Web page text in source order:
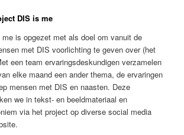
DIS is me
is opgezet met als doel om vanuit de
met DIS voorlichting te geven over (het
een team ervaringsdeskundigen verzamelen
elke maand een ander thema, de ervaringen
mensen met DIS en naasten. Deze
we in tekst- en beeldmateriaal en
via het project op diverse social media